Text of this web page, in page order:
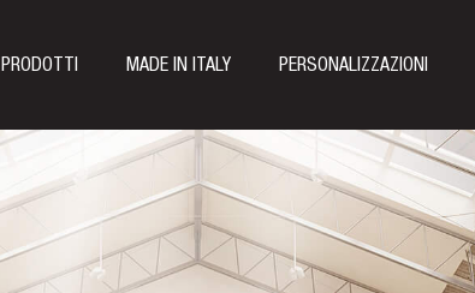
PRODOTTI MADE IN ITALY PERSONALIZZAZIONI